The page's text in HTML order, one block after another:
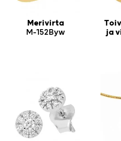
Merivirta
M-152Byw
ja